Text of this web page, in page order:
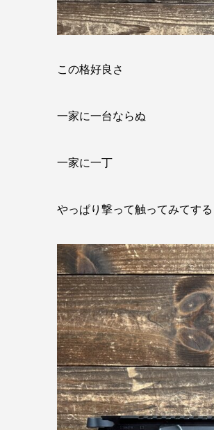
この格好良さ
一家に一台ならぬ
一家に一丁
やっぱり撃って触ってみてす